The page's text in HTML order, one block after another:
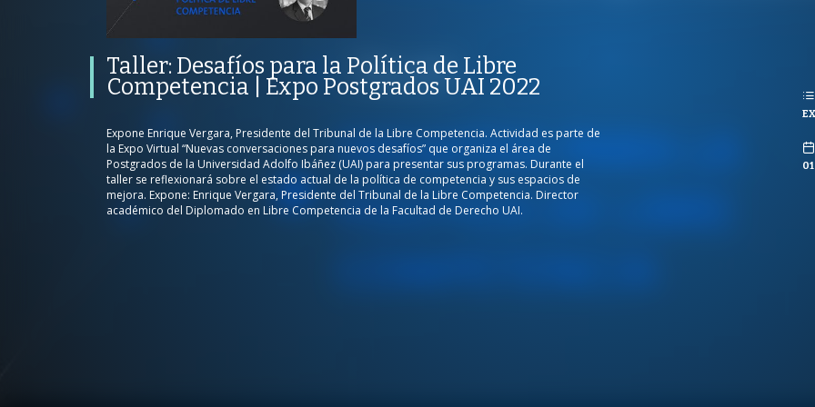
Libre Competencia | Expo
Postgrados UAI 2022
PROGRAMA
EXPO POSTGRADOS UAI
PUBLICADO
01 ABRIL 2022
REPRODUCCIONES
73VISTAS
/
Taller: Desafíos para la Política de Libre
Competencia | Expo Postgrados UAI 2022
Expone Enrique Vergara, Presidente del Tribunal de la Libre Competencia. Actividad es parte de
la Expo Virtual “Nuevas conversaciones para nuevos desafíos” que organiza el área de
Postgrados de la Universidad Adolfo Ibáñez (UAI) para presentar sus programas. Durante el
taller se reflexionará sobre el estado actual de la política de competencia y sus espacios de
mejora. Expone: Enrique Vergara, Presidente del Tribunal de la Libre Competencia. Director
académico del Diplomado en Libre Competencia de la Facultad de Derecho UAI.
PROGRAMA
CONVERSACIONES SOBRE LO NUESTRO
PUBLICADO
VISTAS
/